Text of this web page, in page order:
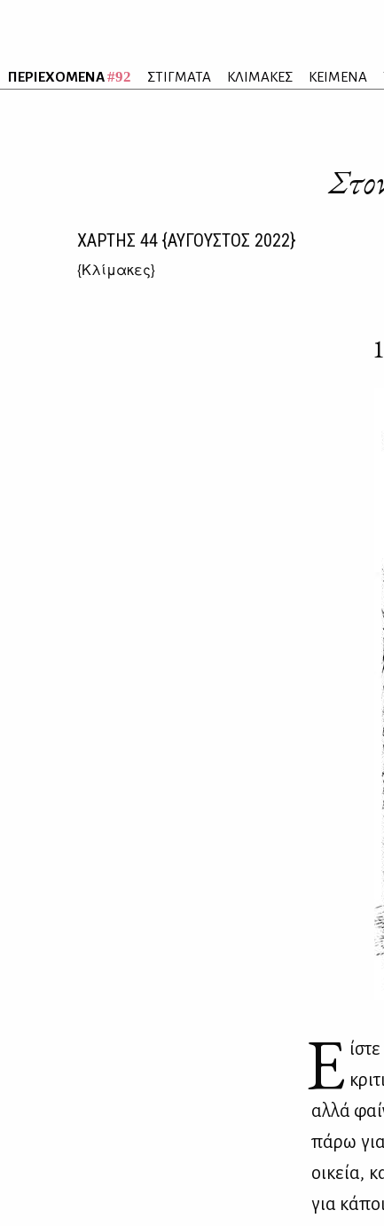
ΠΕΡΙΕΧΟΜΕΝΑ#92 ΣΤΙΓΜΑΤΑ ΚΛΙΜΑΚΕΣ ΚΕΙΜΕΝΑ
ΧΑΡΤΗΣ 44 {ΑΥΓΟΥΣΤΟΣ 2022}
{Κλίμακες}
Ε
αλ­λά
πά­ρω
οι­κεία,
για